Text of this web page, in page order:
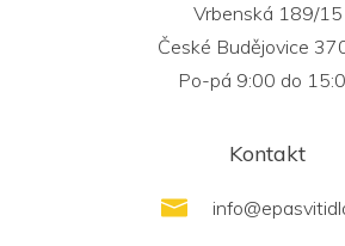
Vrbenská 189/15
České Budějovice
Po-pá 9:00 do
Kontakt
info@